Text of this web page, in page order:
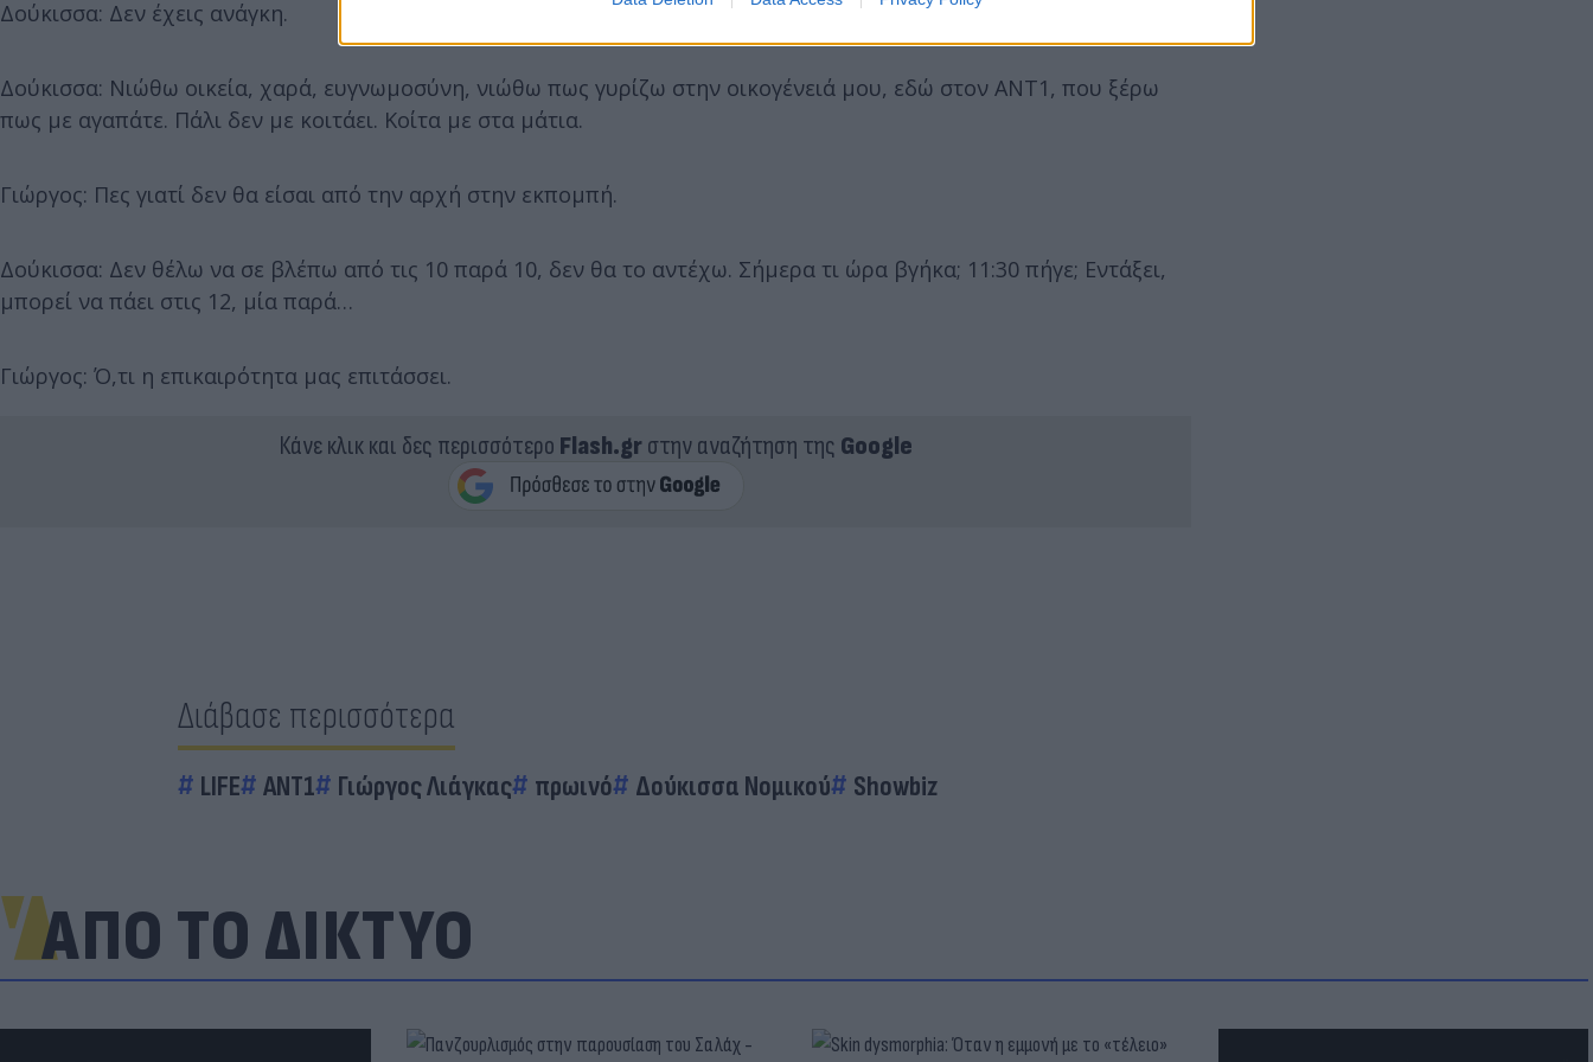
Δούκισσα: Δεν έχεις ανάγκη.
Δούκισσα: Νιώθω οικεία, χαρά, ευγνωμοσύνη, νιώθω πως γυρίζω στην οικογένειά μου, εδώ στον ΑΝΤ1, που ξέρω
πως με αγαπάτε. Πάλι δεν με κοιτάει. Κοίτα με στα μάτια.
Γιώργος: Πες γιατί δεν θα είσαι από την αρχή στην εκπομπή.
Δούκισσα: Δεν θέλω να σε βλέπω από τις 10 παρά 10, δεν θα το αντέχω. Σήμερα τι ώρα βγήκα; 11:30 πήγε; Εντάξει,
μπορεί να πάει στις 12, μία παρά…
Γιώργος: Ό,τι η επικαιρότητα μας επιτάσσει.
Κάνε κλικ και δες περισσότερο Flash.grστην αναζήτηση της Google
Διάβασε περισσότερα
LIFE ΑΝΤ1 Γιώργος Λιάγκας πρωινό Δούκισσα Νομικού Showbiz
ΑΠΟ ΤΟ ΔΙΚΤΥΟ